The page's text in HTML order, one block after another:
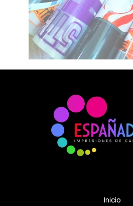
Inicio